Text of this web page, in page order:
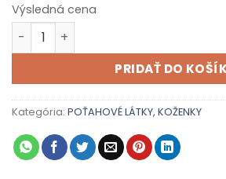
Výsledná cena
množstvo LUNGO 023
PRIDAŤ DO
Kategória: POŤAHOVÉ LÁTKY, KOŽENKY